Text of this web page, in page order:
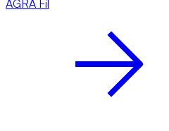
AGRA Fil